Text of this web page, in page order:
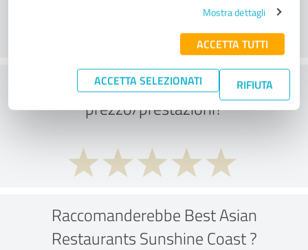
Mostra dettagli
ACCETTA TUTTI
ACCETTA SELEZIONATI RIFIUTA
Cosa ne pensate del rapporto
prezzo/prestazioni?
Raccomanderebbe Best Asian
Restaurants Sunshine Coast ?